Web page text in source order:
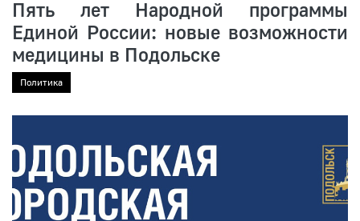
Пять лет Народной программы
Единой России: новые возможности
медицины в Подольске
Политика